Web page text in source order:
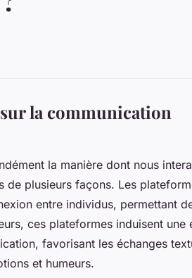
la communication
la manière dont nous
de plusieurs façons. Les
entre individus, permettant
ces plateformes induisent une
favorisant les échanges
et humeurs.